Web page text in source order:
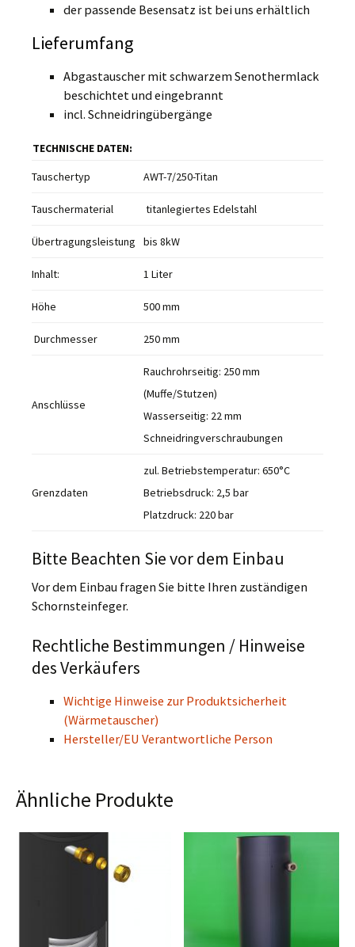
der passende Besensatz ist bei uns erhältlich
Lieferumfang
Abgastauscher mit schwarzem Senothermlack
beschichtet und eingebrannt
incl. Schneidringübergänge
TECHNISCHE DATEN:
Tauschertyp
AWT-7/250-Titan
Tauschermaterial titanlegiertes Edelstahl
Übertragungsleistung bis 8kW
Inhalt: 1 Liter
Höhe 500 mm
Durchmesser 250 mm
Anschlüsse
Rauchrohrseitig: 250 mm
(Muffe/Stutzen)
Wasserseitig: 22 mm
Schneidringverschraubungen
Grenzdaten
zul. Betriebstemperatur: 650°C
Betriebsdruck: 2,5 bar
Platzdruck: 220 bar
Bitte Beachten Sie vor dem Einbau
Vor dem Einbau fragen Sie bitte Ihren zuständigen
Schornsteinfeger.
Rechtliche Bestimmungen / Hinweise
des Verkäufers
Wichtige Hinweise zur Produktsicherheit
(Wärmetauscher)
Hersteller/EU Verantwortliche Person
Ähnliche Produkte